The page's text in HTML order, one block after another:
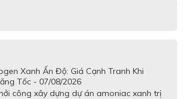
Xanh Ấn Độ: Giá Cạnh Tranh Khi
Tốc - 07/08/2026
công xây dựng dự án amoniac xanh trị